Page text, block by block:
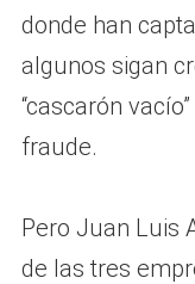
donde han
algunos sigan
“cascarón
fraude.
Pero Juan Luis
de las tres